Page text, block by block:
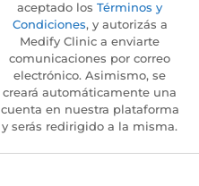
aceptado los Términos y
Condiciones, y autorizás a
Medify Clinic a enviarte
comunicaciones por correo
electrónico. Asimismo, se
creará automáticamente una
cuenta en nuestra plataforma
y serás redirigido a la misma.